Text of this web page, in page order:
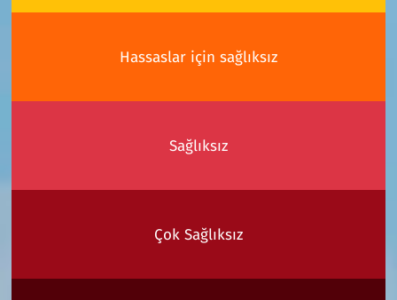
Hassaslar için sağlıksız
Sağlıksız
Çok Sağlıksız